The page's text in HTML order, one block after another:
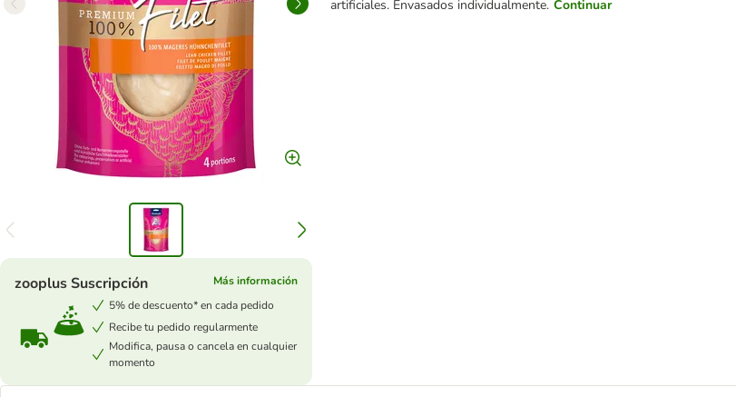
artificiales. Envasados individualmente. Continuar
zooplus Suscripción
Más información
5% de descuento* en cada pedido
Recibe tu pedido regularmente
Modifica, pausa o cancela en cualquier
momento